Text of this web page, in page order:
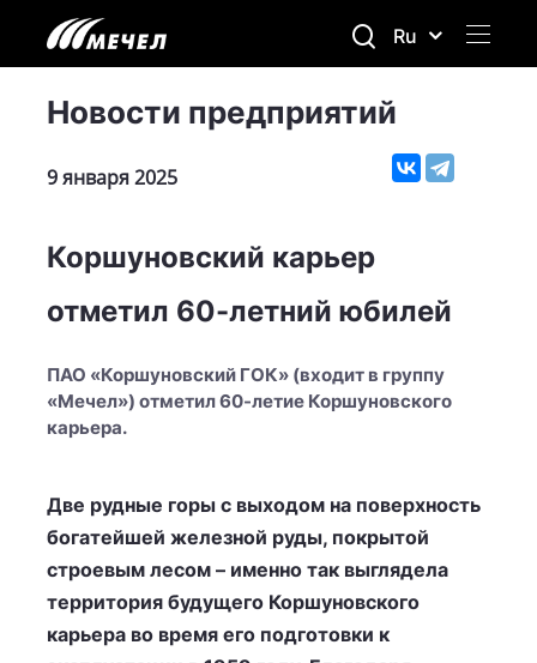
Ru
Новости предприятий
9 января 2025
Коршуновский карьер
отметил 60-летний юбилей
ПАО «Коршуновский ГОК» (входит в группу
«Мечел») отметил 60-летие Коршуновского
карьера.
Две рудные горы с выходом на поверхность
богатейшей железной руды, покрытой
строевым лесом – именно так выглядела
территория будущего Коршуновского
карьера во время его подготовки к